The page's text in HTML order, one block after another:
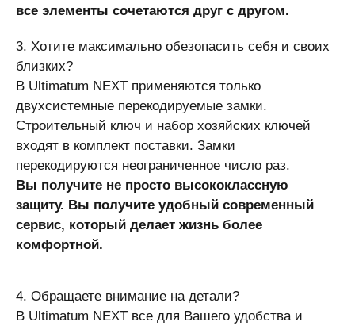
все элементы сочетаются друг с другом.
3. Хотите максимально обезопасить себя и своих
близких?
В Ultimatum NEXT применяются только
двухсистемные перекодируемые замки.
Строительный ключ и набор хозяйских ключей
входят в комплект поставки. Замки
перекодируются неограниченное число раз.
Вы получите не просто высококлассную
защиту. Вы получите удобный современный
сервис, который делает жизнь более
комфортной.
4. Обращаете внимание на детали?
В Ultimatum NEXT все для Вашего удобства и